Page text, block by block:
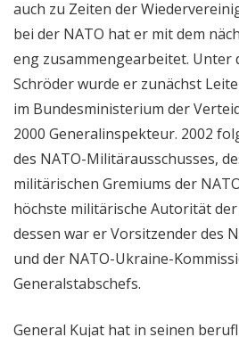
auch zu Zeiten der
bei der NATO hat er mit dem
eng zusammengearbeitet. Unter
Schröder wurde er zunächst
im Bundesministerium der
2000 Generalinspekteur. 2002
des NATO-Militärausschusses,
militärischen Gremiums der
höchste militärische Autorität der
dessen war er Vorsitzender des
und der NATO-Ukraine-
Generalstabschefs.
General Kujat hat in seinen